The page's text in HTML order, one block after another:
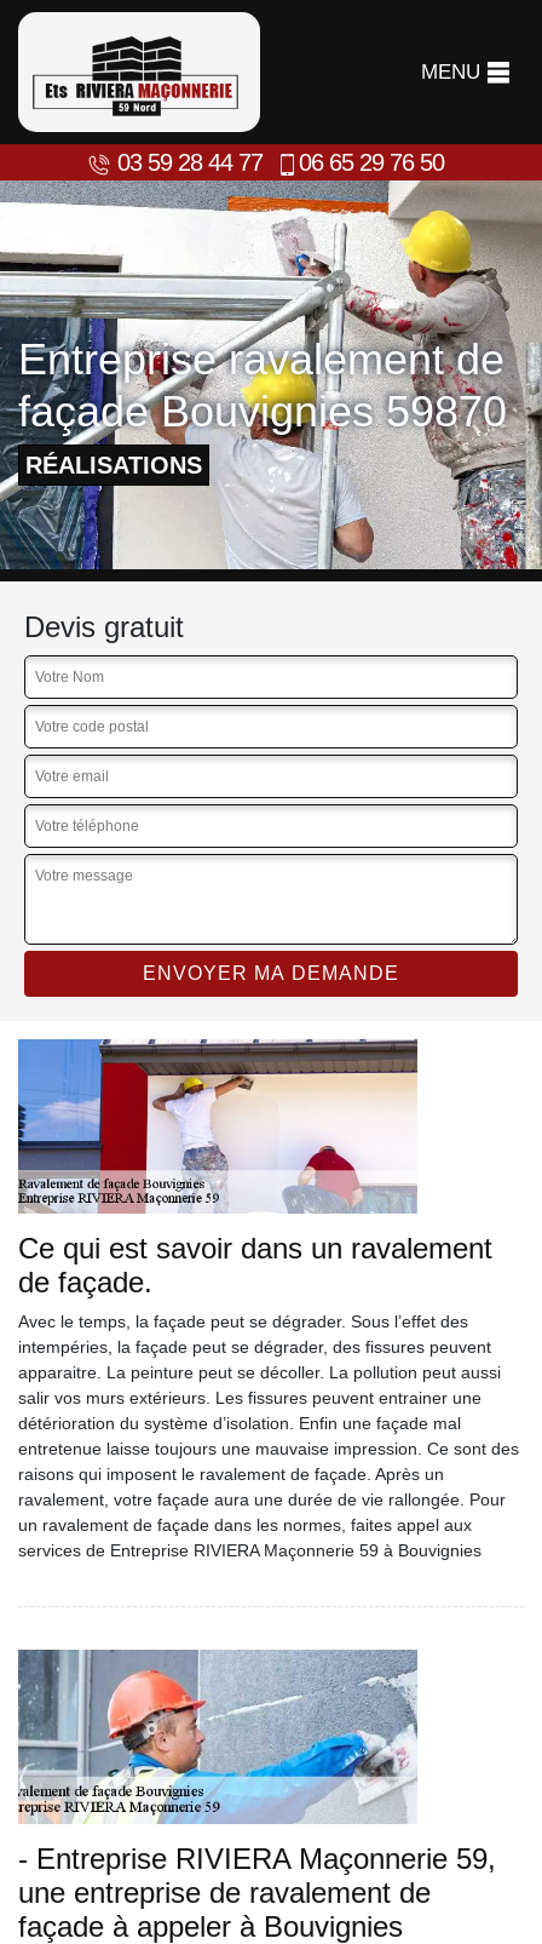
MENU
03 59 28 44 77 06 65 29 76 50
Entreprise ravalement de
façade Bouvignies 59870
RÉALISATIONS
Devis gratuit
Ce qui est savoir dans un ravalement
de façade.
Avec le temps, la façade peut se dégrader. Sous l’effet des
intempéries, la façade peut se dégrader, des fissures peuvent
apparaitre. La peinture peut se décoller. La pollution peut aussi
salir vos murs extérieurs. Les fissures peuvent entrainer une
détérioration du système d’isolation. Enfin une façade mal
entretenue laisse toujours une mauvaise impression. Ce sont des
raisons qui imposent le ravalement de façade. Après un
ravalement, votre façade aura une durée de vie rallongée. Pour
un ravalement de façade dans les normes, faites appel aux
services de Entreprise RIVIERA Maçonnerie 59 à Bouvignies
- Entreprise RIVIERA Maçonnerie 59,
une entreprise de ravalement de
façade à appeler à Bouvignies